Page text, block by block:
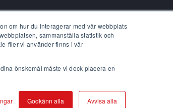
om hur du interagerar med vår webbplats
sammanställa statistik och
filer vi använder finns i vår
önskemål måste vi dock placera en
Godkänn alla Avvisa alla